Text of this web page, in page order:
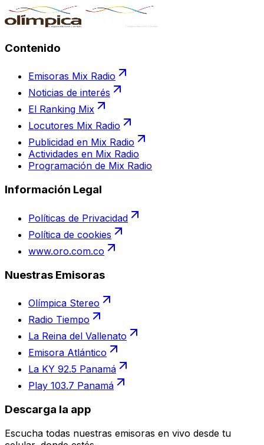
Contenido
Emisoras Mix Radio
Noticias de interés
El Ranking Mix
Locutores Mix Radio
Publicidad en Mix Radio
Actividades en Mix Radio
Programación de Mix Radio
Información Legal
Políticas de Privacidad
Política de cookies
www.oro.com.co
Nuestras Emisoras
Olímpica Stereo
Radio Tiempo
La Reina del Vallenato
Emisora Atlántico
La KY 92.5 Panamá
Play 103.7 Panamá
Descarga la app
Escucha todas nuestras emisoras en vivo desde tu